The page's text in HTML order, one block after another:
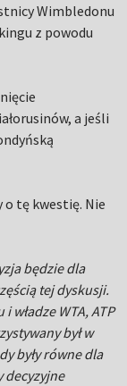
Wimbledonu
z powodu
a jeśli
o tę kwestię. Nie
będzie dla
tej dyskusji.
WTA, ATP
był w
były równe dla
decyzyjne